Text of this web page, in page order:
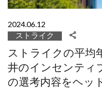
2024.06.12
ストライク
ストライクの平均
井のインセンティ
の選考内容をヘッ